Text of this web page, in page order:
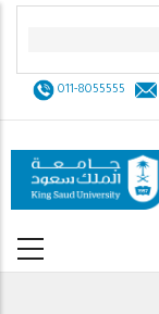
content 011-8055555